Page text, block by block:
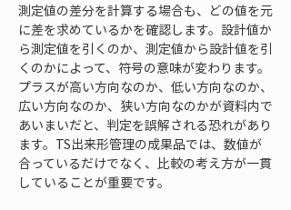
測定値の差分を計算する場合も、どの値を元
に差を求めているかを確認します。設計値か
ら測定値を引くのか、測定値から設計値を引
くのかによって、符号の意味が変わります。
プラスが高い方向なのか、低い方向なのか、
広い方向なのか、狭い方向なのかが資料内で
あいまいだと、判定を誤解される恐れがあり
ます。TS出来形管理の成果品では、数値が
合っているだけでなく、比較の考え方が一貫
していることが重要です。